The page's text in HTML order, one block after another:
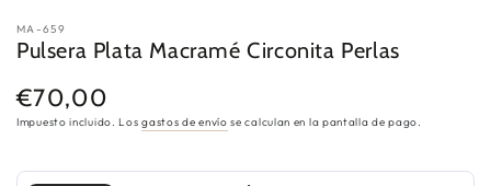
MA-659
Pulsera Plata Macramé Circonita Perlas
Precio
regular
€70,00
Impuesto incluido. Losgastos de envío se calculan en la pantalla de pago.